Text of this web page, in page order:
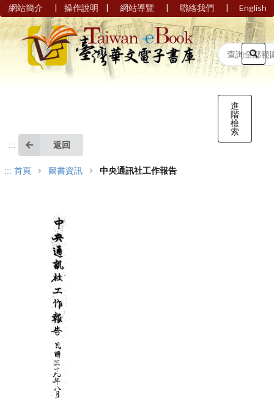
網站簡介 | 操作說明 | 網站導覽 | 聯絡我們 | English
進
階
檢
索
::: 返回
::: 首頁 圖書資訊 中央通訊社工作報告